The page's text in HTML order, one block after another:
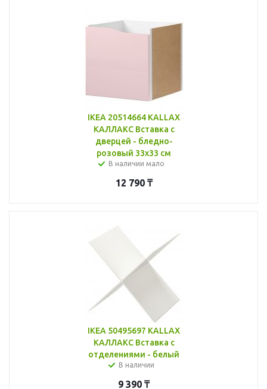
IKEA 20514664 KALLAX
КАЛЛАКС Вставка с
дверцей - бледно-
розовый 33x33 см
В наличии мало
12 790₸
IKEA 50495697 KALLAX
КАЛЛАКС Вставка с
отделениями - белый
В наличии
9 390 ₸